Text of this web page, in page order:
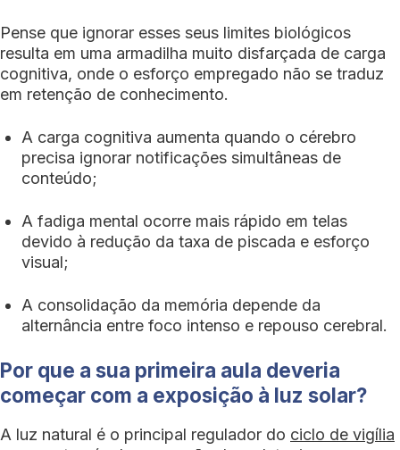
Pense que ignorar esses seus limites biológicos
resulta em uma armadilha muito disfarçada de carga
cognitiva, onde o esforço empregado não se traduz
em retenção de conhecimento.
A carga cognitiva aumenta quando o cérebro
precisa ignorar notificações simultâneas de
conteúdo;
A fadiga mental ocorre mais rápido em telas
devido à redução da taxa de piscada e esforço
visual;
A consolidação da memória depende da
alternância entre foco intenso e repouso cerebral.
Por que a sua primeira aula deveria
começar com a exposição à luz solar?
A luz natural é o principal regulador do ciclo de vigília